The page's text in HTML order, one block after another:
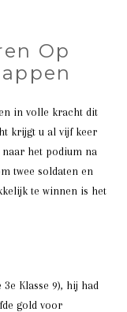
Op
in volle kracht dit
krijgt u al vijf keer
het podium na
twee soldaten en
te winnen is het
Klasse 9), hij had
gold voor